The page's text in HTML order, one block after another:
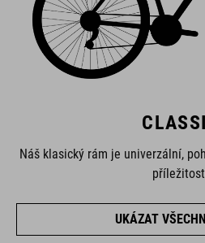
Náš klasický rám je univerzální,
UKÁZAT